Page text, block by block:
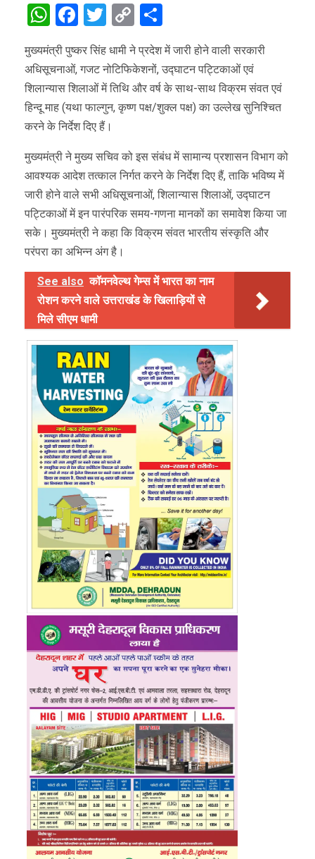
WhatsApp
Facebook
Twitter
Copy
Link
मुख्यमंत्री पुष्कर सिंह धामी ने प्रदेश में जारी होने वाली सरकारी
अधिसूचनाओं, गजट नोटिफिकेशनों, उद्घाटन पट्टिकाओं एवं
शिलान्यास शिलाओं में तिथि और वर्ष के साथ-साथ विक्रम संवत एवं
हिन्दू माह (यथा फाल्गुन, कृष्ण पक्ष/शुक्ल पक्ष) का उल्लेख सुनिश्चित
करने के निर्देश दिए हैं।
मुख्यमंत्री ने मुख्य सचिव को इस संबंध में सामान्य प्रशासन विभाग को
आवश्यक आदेश तत्काल निर्गत करने के निर्देश दिए हैं, ताकि भविष्य में
जारी होने वाले सभी अधिसूचनाओं, शिलान्यास शिलाओं, उद्घाटन
पट्टिकाओं में इन पारंपरिक समय-गणना मानकों का समावेश किया जा
सके। मुख्यमंत्री ने कहा कि विक्रम संवत भारतीय संस्कृति और
परंपरा का अभिन्न अंग है।
See also कॉमनवेल्थ गेम्स में भारत का नाम
रोशन करने वाले उत्तराखंड के खिलाड़ियों से
मिले सीएम धामी